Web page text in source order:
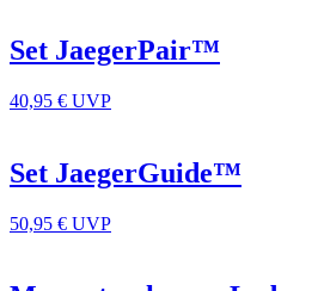
Set JaegerPair™
40,95 € UVP
Set JaegerGuide™
50,95 € UVP